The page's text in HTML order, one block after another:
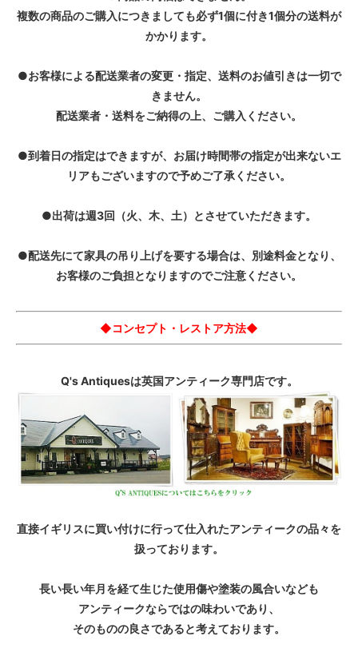
複数の商品のご購入につきましても必ず1個に付き1個分の送料が
かかります。
●お客様による配送業者の変更・指定、送料のお値引きは一切で
きません。
配送業者・送料をご納得の上、ご購入ください。
●到着日の指定はできますが、お届け時間帯の指定が出来ないエ
リアもございますので予めご了承ください。
●出荷は週3回（火、木、土）とさせていただきます。
●配送先にて家具の吊り上げを要する場合は、別途料金となり、
お客様のご負担となりますのでご注意ください。
◆コンセプト・レストア方法◆
Q's Antiquesは英国アンティーク専門店です。
直接イギリスに買い付けに行って仕入れたアンティークの品々を
扱っております。
長い長い年月を経て生じた使用傷や塗装の風合いなども
アンティークならではの味わいであり、
そのものの良さであると考えております。